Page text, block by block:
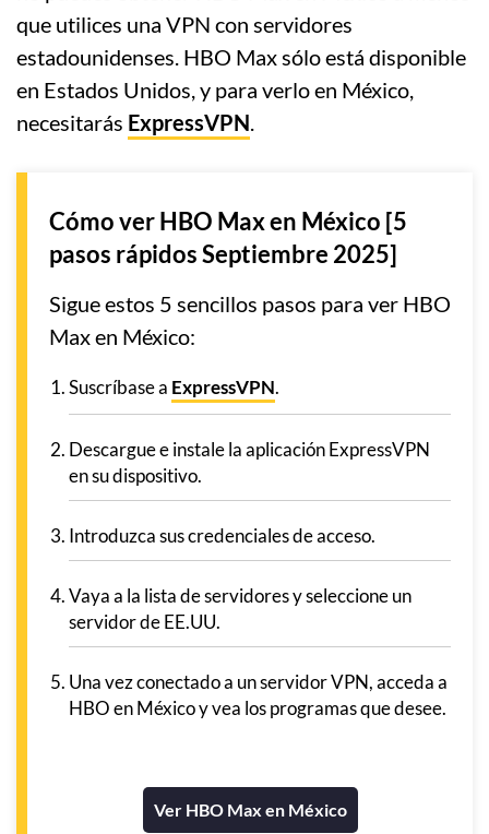
que utilices una VPN con servidores
estadounidenses. HBO Max sólo está disponible
en Estados Unidos, y para verlo en México,
necesitarás ExpressVPN.
Cómo ver HBO Max en México [5
pasos rápidos Septiembre 2025]
Sigue estos 5 sencillos pasos para ver HBO
Max en México:
Suscríbase a ExpressVPN.
Descargue e instale la aplicación ExpressVPN
en su dispositivo.
Introduzca sus credenciales de acceso.
Vaya a la lista de servidores y seleccione un
servidor de EE.UU.
Una vez conectado a un servidor VPN, acceda a
HBO en México y vea los programas que desee.
Ver HBO Max en México